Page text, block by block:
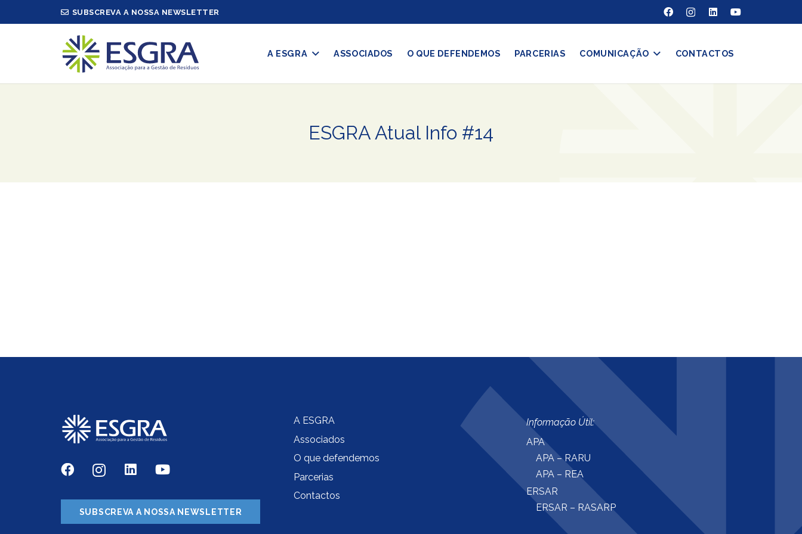
SUBSCREVA A NOSSA NEWSLETTER
A ESGRA ASSOCIADOS O QUE DEFENDEMOS PARCERIAS COMUNICAÇÃO CONTACTOS
ESGRA Atual Info #14
SUBSCREVA A NOSSA NEWSLETTER
A ESGRA
Associados
O que defendemos
Parcerias
Contactos
Informação Útil:
APA
APA – RARU
APA – REA
ERSAR
ERSAR – RASARP